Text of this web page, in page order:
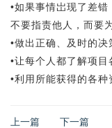
•如果事情岀现了差错
不要指责他人，而要
•做出正确、及时的决
•让每个人都了解项目
•利用所能获得的各种
上一篇 下一篇